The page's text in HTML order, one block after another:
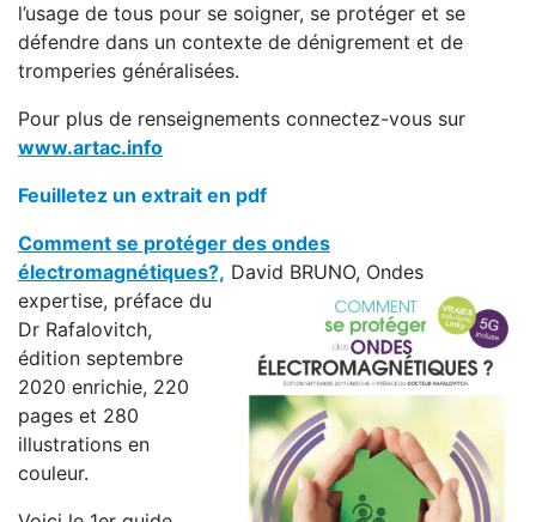
l’usage de tous pour se soigner, se protéger et se
défendre dans un contexte de dénigrement et de
tromperies généralisées.
Pour plus de renseignements connectez-vous sur
www.artac.info
Feuilletez un extrait en pdf
Comment se protéger des ondes
électromagnétiques?, David BRUNO, Ondes
expertise, préface du
Dr Rafalovitch,
édition septembre
2020 enrichie, 220
pages et 280
illustrations en
couleur.